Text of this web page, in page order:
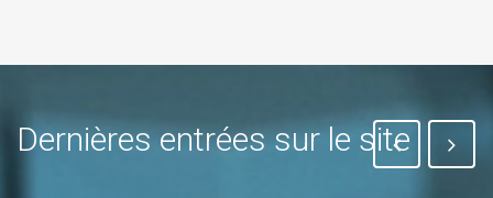
Dernières entrées sur le site